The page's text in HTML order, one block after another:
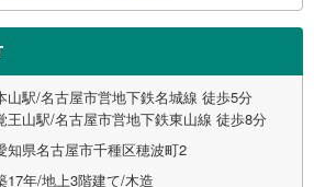
山駅/名古屋市営地下鉄名城線 徒歩5分
王山駅/名古屋市営地下鉄東山線 徒歩8分
知県名古屋市千種区穂波町2
17年/地上3階建て/木造